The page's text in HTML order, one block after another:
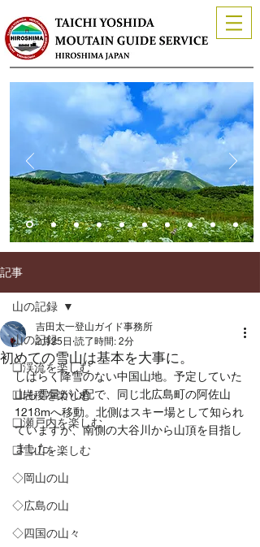
記事
山の記録
❏渓流を楽しむ
❑岩稜を楽しむ
❏瀬戸内を楽しむ
❑雪山を楽しむ
◇岡山の山
◇広島の山
◇四国の山々
山の記録
初めての雪山は基本を大事に。
吉田太一登山ガイド事務所
2月25日 読了時間: 2分
しばらく降雪のない中国山地。予定していた
山も雪量が心配で、同じ北広島町の阿佐山
1218mへ移動。北側はスキー場として知られ
ていますが、南側の大谷川から山頂を目指し
ました。